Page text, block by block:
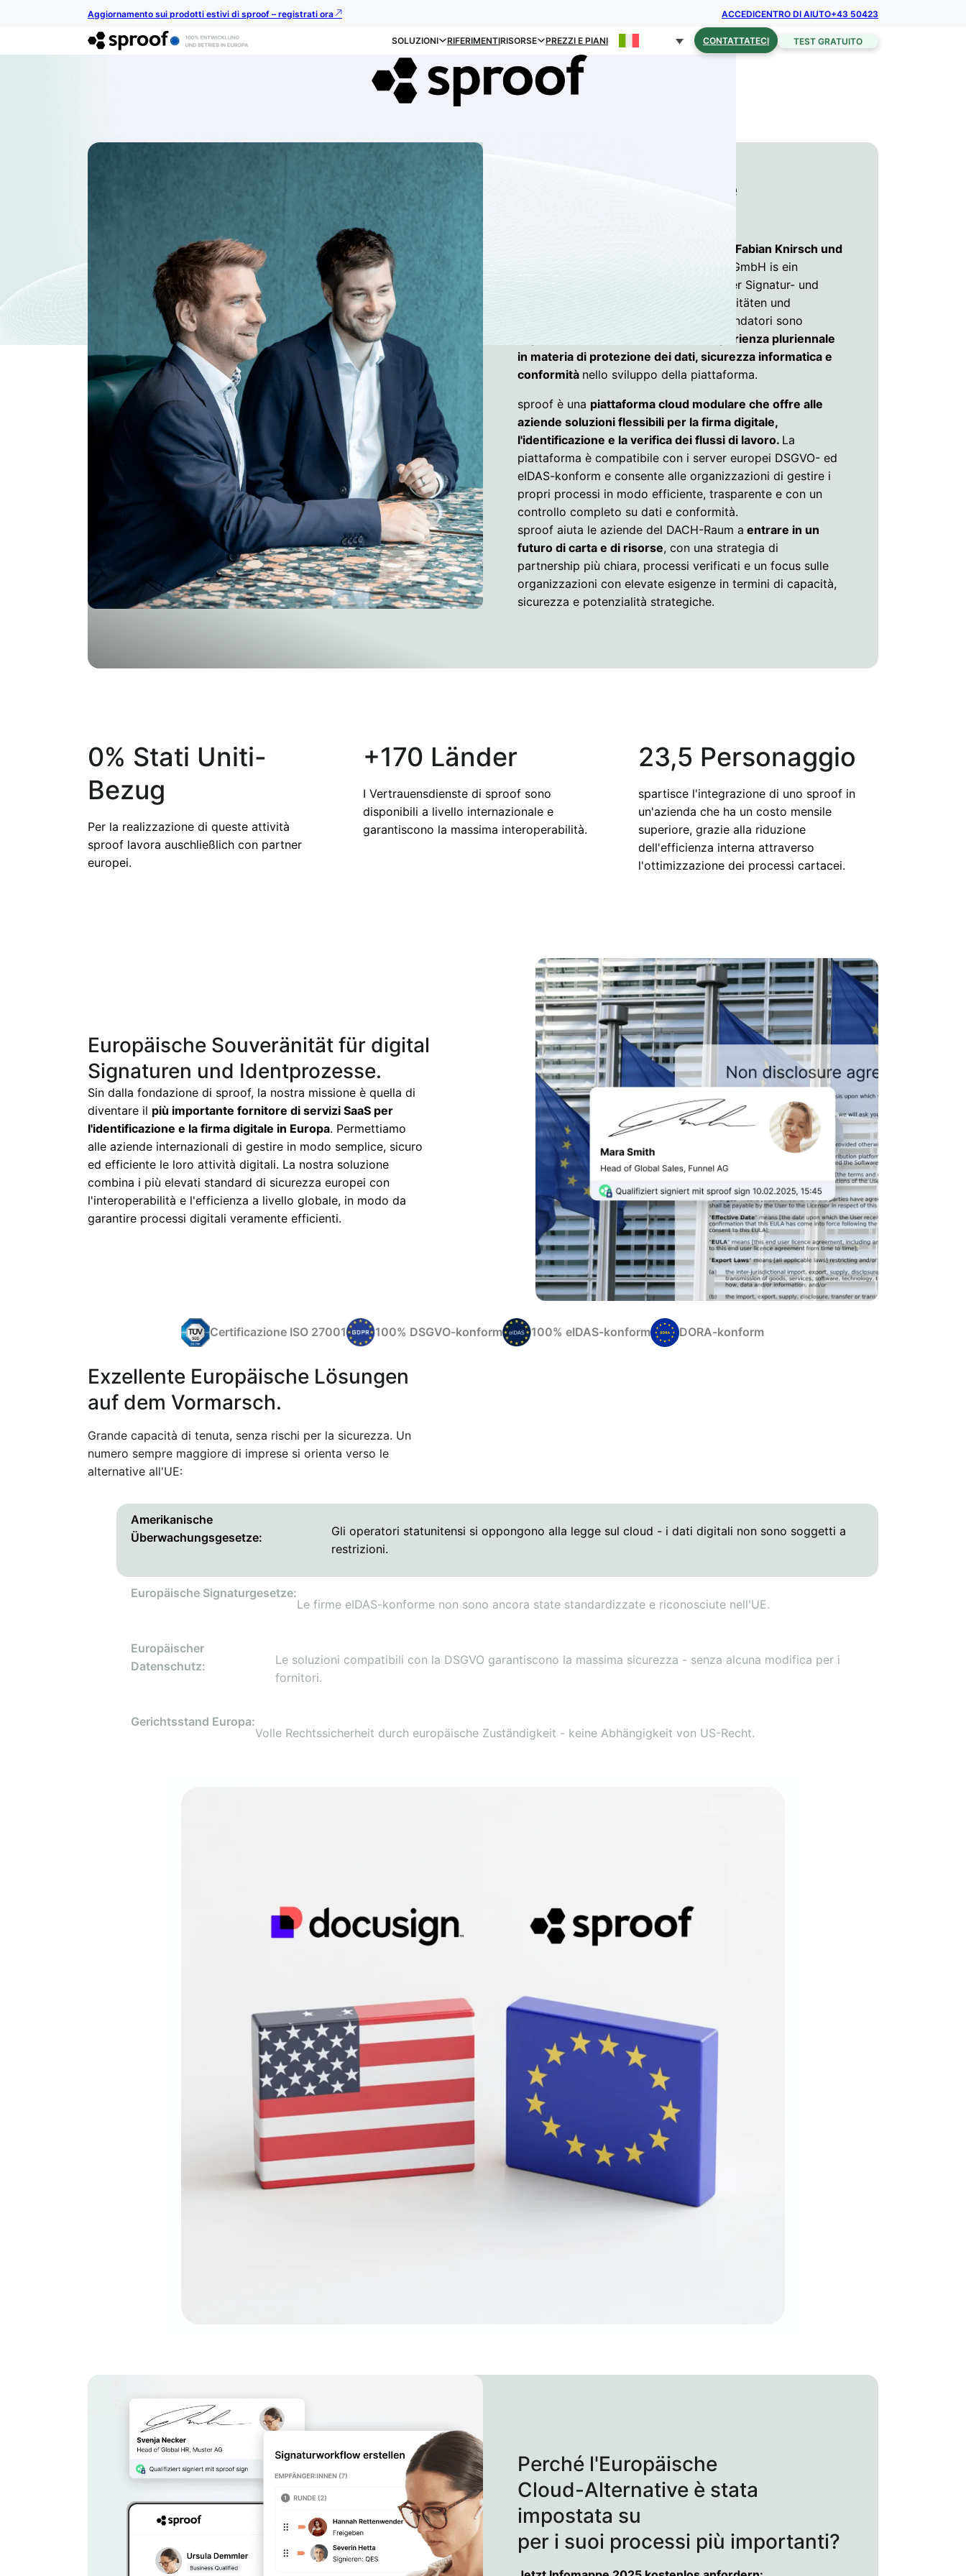
Aggiornamento sui prodotti estivi di sproof – registrati ora ACCEDICENTRO DI AIUTO+43 50423
SOLUZIONI RIFERIMENTIRISORSE PREZZI E PIANI CONTATTATECI TEST GRATUITO
Vertrauen, Sicherheit e
Dr. Clemens Brunner, Dr. Fabian Knirsch und
Erich Höpoldseder
gegründete sproof GmbH is ein
führender europäischer Anbieter digitaler Signatur- und
Identlösungen für Unternehmen, Universitäten und
Softwareintegratoren weltweit. I suoi fondatori sono
esperti di sicurezza e vantano un'esperienza pluriennale
in materia di protezione dei dati, sicurezza informatica e
conformità nello sviluppo della piattaforma.
sproof è una piattaforma cloud modulare che offre alle
aziende soluzioni flessibili per la firma digitale,
l'identificazione e la verifica dei flussi di lavoro. La
piattaforma è compatibile con i server europei DSGVO- ed
eIDAS-konform e consente alle organizzazioni di gestire i
propri processi in modo efficiente, trasparente e con un
controllo completo su dati e conformità.
sproof aiuta le aziende del DACH-Raum a entrare in un
futuro di carta e di risorse, con una strategia di
partnership più chiara, processi verificati e un focus sulle
organizzazioni con elevate esigenze in termini di capacità,
sicurezza e potenzialità strategiche.
0% Stati Uniti-
Bezug
Per la realizzazione di queste attività
sproof lavora auschließlich con partner
europei.
+170 Länder
I Vertrauensdienste di sproof sono
disponibili a livello internazionale e
garantiscono la massima interoperabilità.
23,5 Personaggio
spartisce l'integrazione di uno sproof in
un'azienda che ha un costo mensile
superiore, grazie alla riduzione
dell'efficienza interna attraverso
l'ottimizzazione dei processi cartacei.
Europäische Souveränität für digital
Signaturen und Identprozesse.
Sin dalla fondazione di sproof, la nostra missione è quella di
diventare il più importante fornitore di servizi SaaS per
l'identificazione e la firma digitale in Europa. Permettiamo
alle aziende internazionali di gestire in modo semplice, sicuro
ed efficiente le loro attività digitali. La nostra soluzione
combina i più elevati standard di sicurezza europei con
l'interoperabilità e l'efficienza a livello globale, in modo da
garantire processi digitali veramente efficienti.
Certificazione ISO 27001 100% DSGVO-konform 100% eIDAS-konform DORA-konform
Exzellente Europäische Lösungen
auf dem Vormarsch.
Grande capacità di tenuta, senza rischi per la sicurezza. Un
numero sempre maggiore di imprese si orienta verso le
alternative all'UE:
Amerikanische
Überwachungsgesetze:
Gli operatori statunitensi si oppongono alla legge sul cloud - i dati digitali non sono soggetti a
restrizioni.
Europäische Signaturgesetze:
Le firme eIDAS-konforme non sono ancora state standardizzate e riconosciute nell'UE.
Europäischer
Datenschutz:
Le soluzioni compatibili con la DSGVO garantiscono la massima sicurezza - senza alcuna modifica per i
fornitori.
Gerichtsstand Europa:
Volle Rechtssicherheit durch europäische Zuständigkeit - keine Abhängigkeit von US-Recht.
Perché l'Europäische
Cloud-Alternative è stata
impostata su
per i suoi processi più importanti?